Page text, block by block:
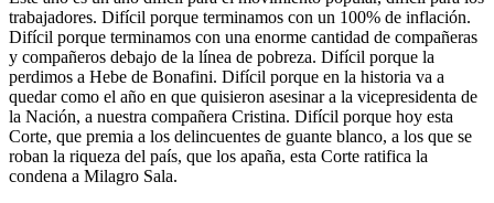
trabajadores. Difícil porque terminamos con un 100% de inflación.
Difícil porque terminamos con una enorme cantidad de compañeras
y compañeros debajo de la línea de pobreza. Difícil porque la
perdimos a Hebe de Bonafini. Difícil porque en la historia va a
quedar como el año en que quisieron asesinar a la vicepresidenta de
la Nación, a nuestra compañera Cristina. Difícil porque hoy esta
Corte, que premia a los delincuentes de guante blanco, a los que se
roban la riqueza del país, que los apaña, esta Corte ratifica la
condena a Milagro Sala.